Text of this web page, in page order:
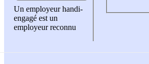
Un employeur handi-
engagé est un
employeur reconnu